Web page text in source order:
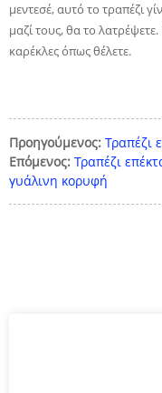
μεντεσέ, αυτό το τραπέζι
μαζί τους, θα το λατρέψετε.
καρέκλες όπως θέλετε.
Προηγούμενος: Τραπέζι
Επόμενος: Τραπέζι
γυάλινη κορυφή